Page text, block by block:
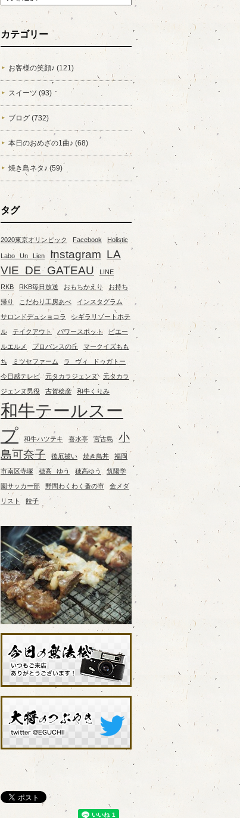
カテゴリー
お客様の笑顔♪ (121)
スイーツ (93)
ブログ (732)
本日のおめざの1曲♪ (68)
焼き鳥ネタ♪ (59)
タグ
2020東京オリンピック Facebook Holistic
Labo Un Lien Instagram LA
VIE DE GATEAU
LINE
RKB RKB毎日放送 おもちかえり お持ち
帰り こだわり工房あべ インスタグラム
サロンドデュショコラ シギラリゾートホテ
ル テイクアウト パワースポット ピエー
ルエルメ プロバンスの丘 マークイズもも
ち ミツセファーム ラ ヴィ ドゥガトー
今日感テレビ 元タカラジェンヌ 元タカラ
ジェンヌ男役 古賀稔彦 和牛くりみ
和牛テールスー
プ
和牛ハツテキ 喜水亭 宮古島
小
島可奈子
後厄祓い 焼き鳥丼 福岡
市南区寺塚 穂高 ゆう 穂高ゆう 筑陽学
園サッカー部 野間わくわく蚤の市 金メダ
リスト 餃子